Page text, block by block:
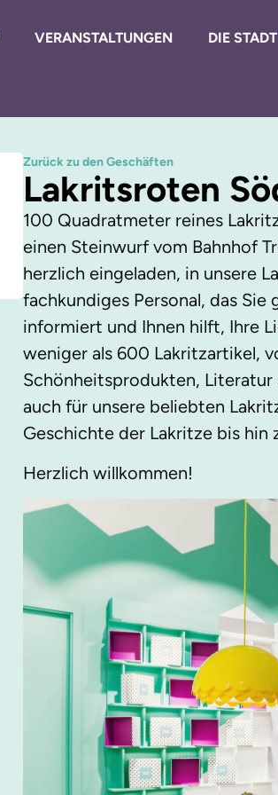
VERANSTALTUNGEN DIE
Zurück zu den Geschäften
Lakritsroten
100 Quadratmeter reines
einen Steinwurf vom Bahnhof
herzlich eingeladen, in unsere
fachkundiges Personal, das Sie
informiert und Ihnen hilft, Ihre
weniger als 600 Lakritzartikel,
Schönheitsprodukten, Literatur
auch für unsere beliebten
Geschichte der Lakritze bis hin
Herzlich willkommen!